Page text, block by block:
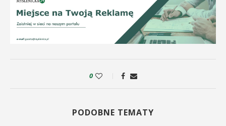
0
PODOBNE TEMATY